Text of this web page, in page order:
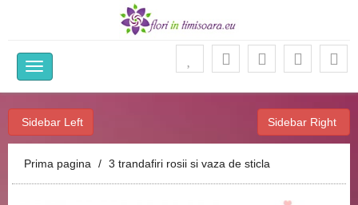
Sidebar Left Sidebar Right
Prima pagina 3 trandafiri rosii si vaza de sticla